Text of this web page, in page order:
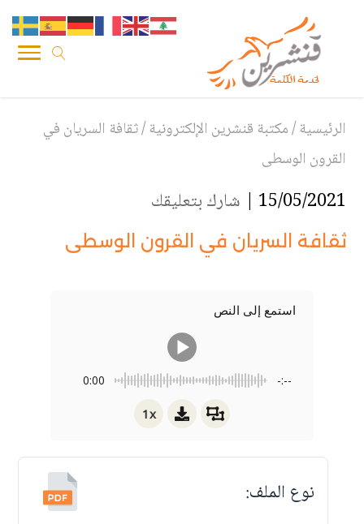
الرئيسية/مكتبة قنشرين الإلكترونية/ثقافة السريان في
القرون الوسطى
15/05/2021 | شارك بتعليقك
ثقافة السريان في القرون الوسطى
استمع إلى النص
0:00 -:--
1x
نوع الملف: